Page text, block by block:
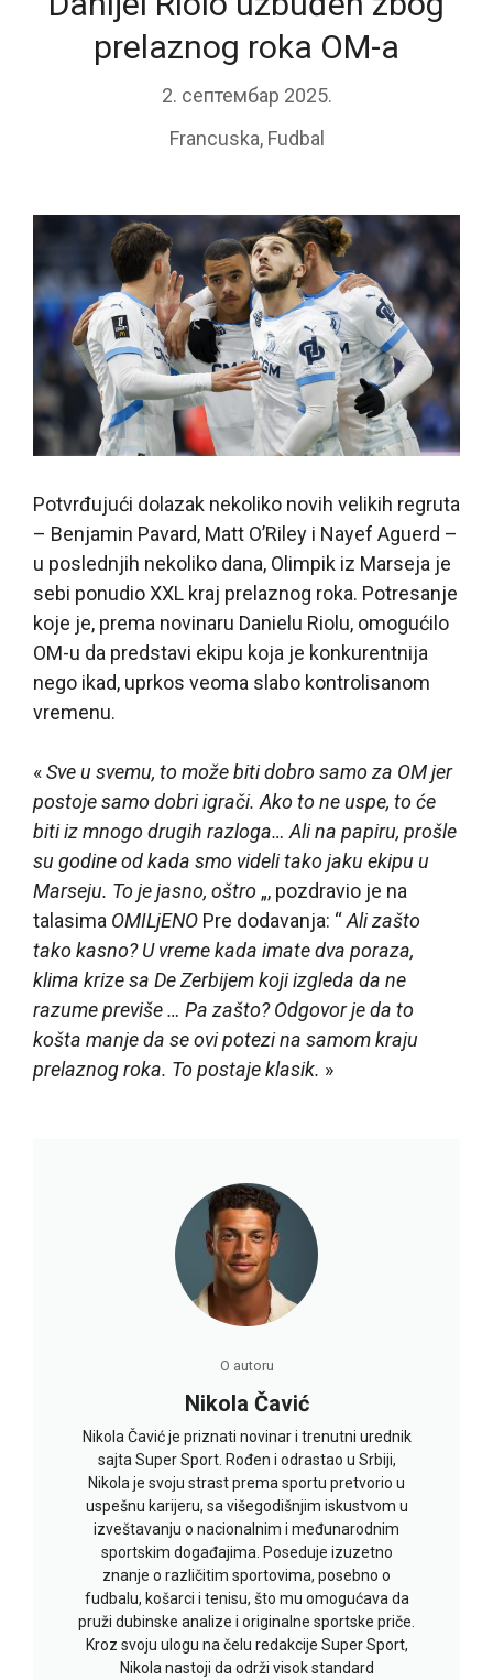
prelaznog roka OM-a
2. септембар 2025.
Francuska, Fudbal
Potvrđujući dolazak nekoliko novih velikih regruta
– Benjamin Pavard, Matt O’Riley i Nayef Aguerd –
u poslednjih nekoliko dana, Olimpik iz Marseja je
sebi ponudio XXL kraj prelaznog roka. Potresanje
koje je, prema novinaru Danielu Riolu, omogućilo
OM-u da predstavi ekipu koja je konkurentnija
nego ikad, uprkos veoma slabo kontrolisanom
vremenu.
«Sve u svemu, to može biti dobro samo za OM jer
postoje samo dobri igrači. Ako to ne uspe, to će
biti iz mnogo drugih razloga… Ali na papiru, prošle
su godine od kada smo videli tako jaku ekipu u
Marseju. To je jasno, oštro „, pozdravio je na
talasima OMILjENO Pre dodavanja: “Ali zašto
tako kasno? U vreme kada imate dva poraza,
klima krize sa De Zerbijem koji izgleda da ne
razume previše … Pa zašto? Odgovor je da to
košta manje da se ovi potezi na samom kraju
prelaznog roka. To postaje klasik. »
O autoru
Nikola Čavić
Nikola Čavić je priznati novinar i trenutni urednik
sajta Super Sport. Rođen i odrastao u Srbiji,
Nikola je svoju strast prema sportu pretvorio u
uspešnu karijeru, sa višegodišnjim iskustvom u
izveštavanju o nacionalnim i međunarodnim
sportskim događajima. Poseduje izuzetno
znanje o različitim sportovima, posebno o
fudbalu, košarci i tenisu, što mu omogućava da
pruži dubinske analize i originalne sportske priče.
Kroz svoju ulogu na čelu redakcije Super Sport,
Nikola nastoji da održi visok standard